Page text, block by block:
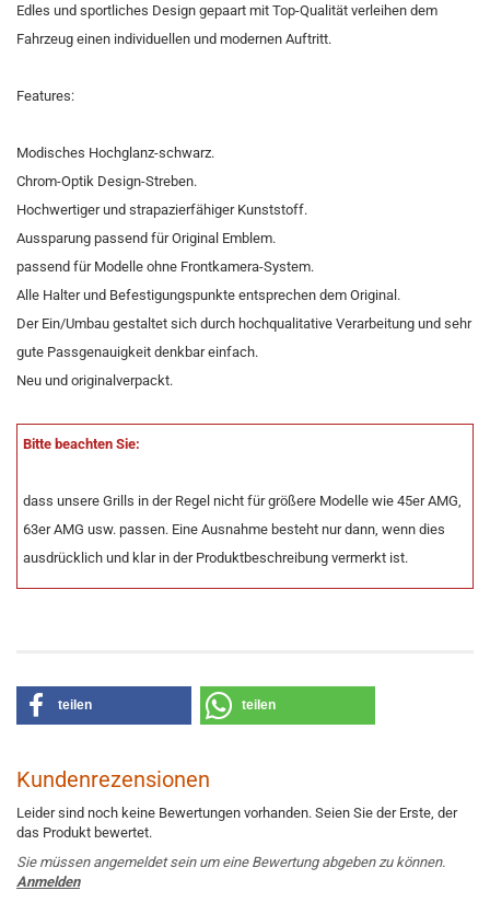
Edles und sportliches Design gepaart mit Top-Qualität verleihen dem
Fahrzeug einen individuellen und modernen Auftritt.
Features:
Modisches Hochglanz-schwarz.
Chrom-Optik Design-Streben.
Hochwertiger und strapazierfähiger Kunststoff.
Aussparung passend für Original Emblem.
passend für Modelle ohne Frontkamera-System.
Alle Halter und Befestigungspunkte entsprechen dem Original.
Der Ein/Umbau gestaltet sich durch hochqualitative Verarbeitung und sehr
gute Passgenauigkeit denkbar einfach.
Neu und originalverpackt.
Bitte beachten Sie:
dass unsere Grills in der Regel nicht für größere Modelle wie 45er AMG,
63er AMG usw. passen. Eine Ausnahme besteht nur dann, wenn dies
ausdrücklich und klar in der Produktbeschreibung vermerkt ist.
teilen teilen
Kundenrezensionen
Leider sind noch keine Bewertungen vorhanden. Seien Sie der Erste, der
das Produkt bewertet.
Sie müssen angemeldet sein um eine Bewertung abgeben zu können.
Anmelden